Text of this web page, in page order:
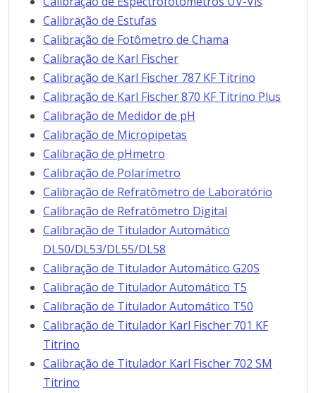
Calibração de Estufas
Calibração de Fotômetro de Chama
Calibração de Karl Fischer
Calibração de Karl Fischer 787 KF Titrino
Calibração de Karl Fischer 870 KF Titrino Plus
Calibração de Medidor de pH
Calibração de Micropipetas
Calibração de pHmetro
Calibração de Polarímetro
Calibração de Refratômetro de Laboratório
Calibração de Refratômetro Digital
Calibração de Titulador Automático
DL50/DL53/DL55/DL58
Calibração de Titulador Automático G20S
Calibração de Titulador Automático T5
Calibração de Titulador Automático T50
Calibração de Titulador Karl Fischer 701 KF
Titrino
Calibração de Titulador Karl Fischer 702 SM
Titrino